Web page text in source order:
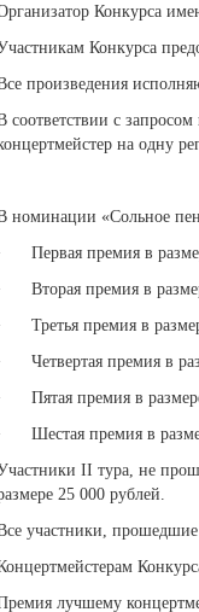
Конкурса
Конкурса
произведения
соответствии с
на одну
номинации «Сольное
Первая премия в
Вторая премия в
Третья премия в
Четвертая премия в
Пятая премия в размере
Шестая премия в
II тура, не
25 000 рублей.
участники,
лучшему